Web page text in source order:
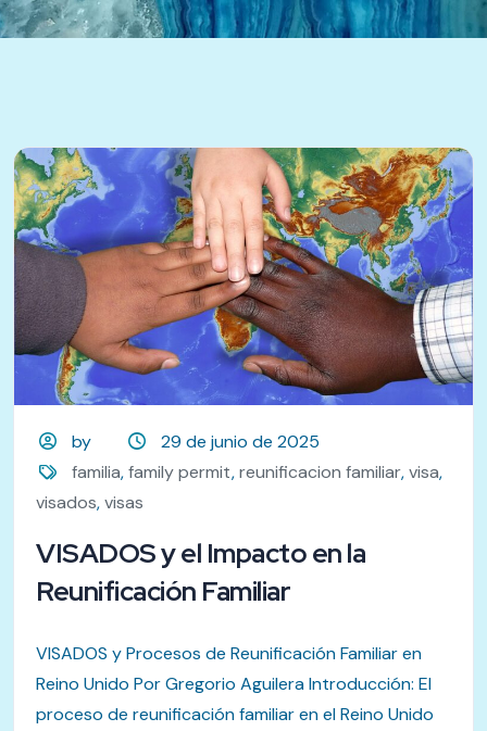
by
29 de junio de 2025
familia,family permit,reunificacion familiar,visa,
visados,visas
VISADOS y el Impacto en la
Reunificación Familiar
VISADOS y Procesos de Reunificación Familiar en
Reino Unido Por Gregorio Aguilera Introducción: El
proceso de reunificación familiar en el Reino Unido